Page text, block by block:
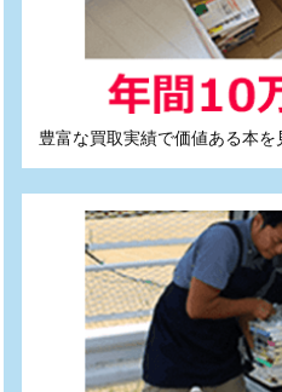
豊富な買取実績で価値ある本を